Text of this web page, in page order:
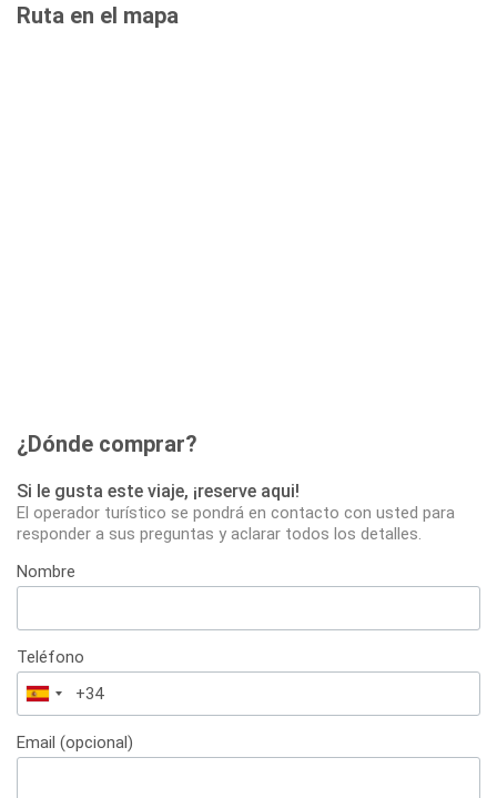
Ruta en el mapa
¿Dónde comprar?
Si le gusta este viaje, ¡reserve aqui!
El operador turístico se pondrá en contacto con usted para
responder a sus preguntas y aclarar todos los detalles.
Nombre
Teléfono
España
+34
Email (opcional)